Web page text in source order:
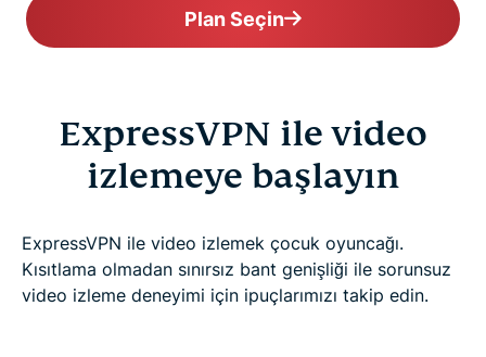
Plan Seçin
ExpressVPN ile video
izlemeye başlayın
ExpressVPN ile video izlemek çocuk oyuncağı.
Kısıtlama olmadan sınırsız bant genişliği ile sorunsuz
video izleme deneyimi için ipuçlarımızı takip edin.